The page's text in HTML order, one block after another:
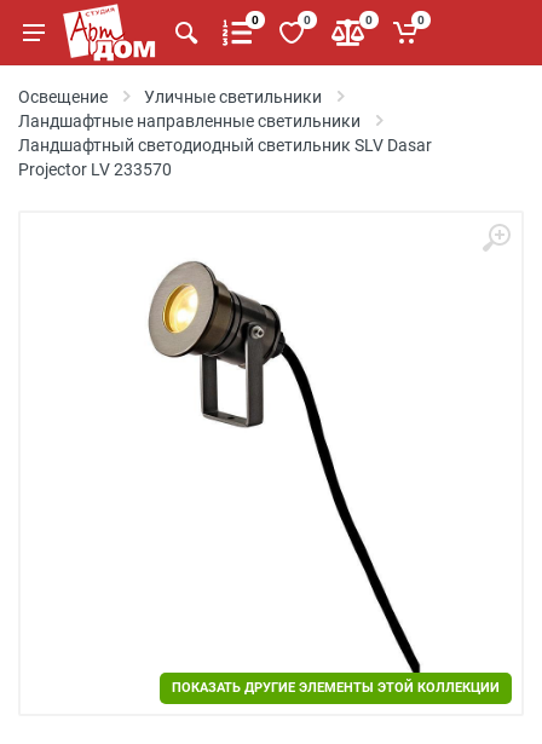
0 0 0 0
Освещение
Уличные светильники
Ландшафтные направленные светильники
Ландшафтный светодиодный светильник SLV Dasar
Projector LV 233570
ПОКАЗАТЬ ДРУГИЕ ЭЛЕМЕНТЫ ЭТОЙ КОЛЛЕКЦИИ